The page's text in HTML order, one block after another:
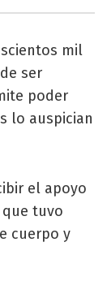
mil
ser
poder
lo auspician
el apoyo
tuvo
cuerpo y